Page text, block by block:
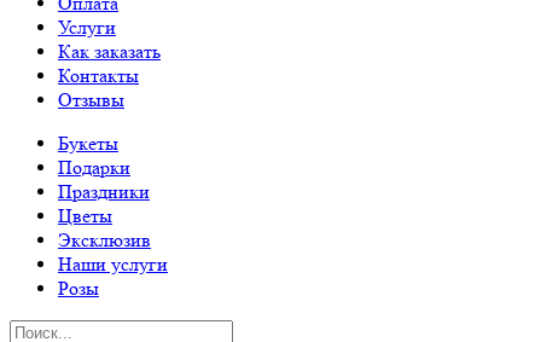
Услуги
Как заказать
Контакты
Отзывы
Букеты
Подарки
Праздники
Цветы
Эксклюзив
Наши услуги
Розы